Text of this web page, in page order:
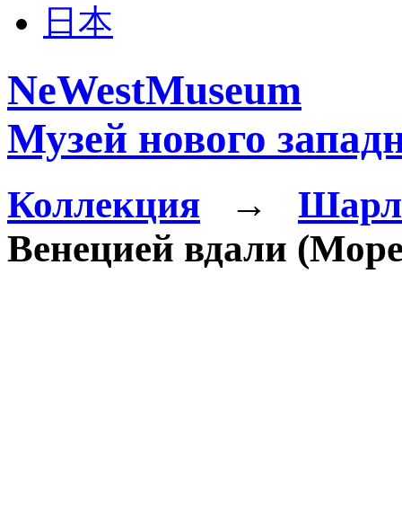
日本
NeWestMuseum
Музей нового
Коллекция →
Венецией вдали